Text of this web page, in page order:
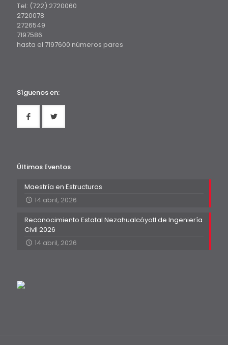
Tel: (722) 2720060
2720078
2726549
7197586
hasta el 7197600 números pares
Síguenos en:
Últimos Eventos
Maestría en Estructuras
14 abril, 2026
Reconocimiento Estatal Nezahualcóyotl de Ingeniería
Civil 2026
14 abril, 2026